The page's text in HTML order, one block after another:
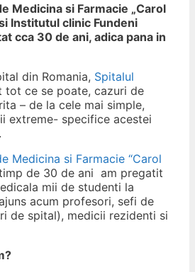
Medicina si Farmacie „Carol
Institutul clinic Fundeni
cca 30 de ani, adica pana in
din Romania, Spitalul
tot ce se poate, cazuri de
– de la cele mai simple,
extreme- specifice acestei
Medicina si Farmacie “Carol
de 30 de ani am pregatit
mii de studenti la
acum profesori, sefi de
de spital), medicii rezidenti si